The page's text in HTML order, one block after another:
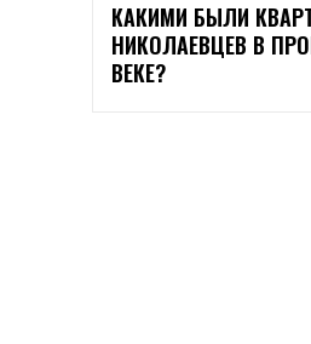
КАКИМИ БЫЛИ
НИКОЛАЕВЦЕВ В
ВЕКЕ?